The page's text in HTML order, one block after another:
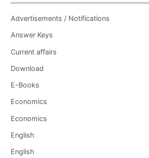
Advertisements / Notifications
Answer Keys
Current affairs
Download
E-Books
Economics
Economics
English
English